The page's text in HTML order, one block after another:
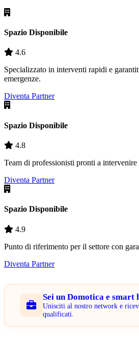
Spazio Disponibile
4.6
Specializzato in interventi rapidi e
emergenze.
Diventa Partner
Spazio Disponibile
4.8
Team di professionisti pronti a intervenire
Diventa Partner
Spazio Disponibile
4.9
Punto di riferimento per il settore con
Diventa Partner
Sei un Domotica e smart
Unisciti al nostro network e
qualificati.